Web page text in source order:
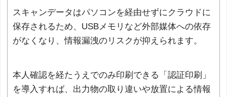
スキャンデータはパソコンを経由せずにクラウドに
保存されるため、USBメモリなど外部媒体への依存
がなくなり、情報漏洩のリスクが抑えられます。
本人確認を経たうえでのみ印刷できる「認証印刷」
を導入すれば、出力物の取り違いや放置による情報